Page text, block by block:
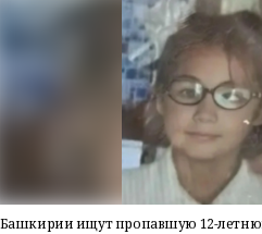
ищут пропавшую 12-